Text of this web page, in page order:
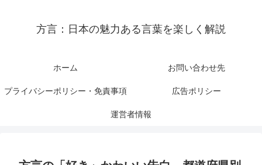
方言：日本の魅力ある言葉を楽しく解説
ホーム お問い合わせ先
プライバシーポリシー・免責事項 広告ポリシー
運営者情報